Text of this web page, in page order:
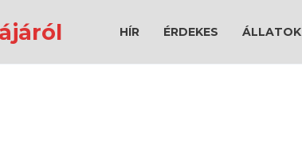
HÍR ÉRDEKES ÁLLATOK